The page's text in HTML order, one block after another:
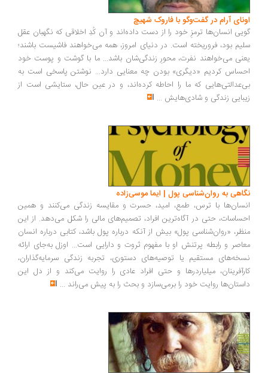
آرام در گفت‌وگو با فاروک شهیچ‭
انسان‌ها ترمزِ خود را از دست داده‌اند و آن کُدِ اخلاقی که نگهبان عقل
بود، فروریخته است. در دنیای امروز، همه می‌خواهند فاشیست باشند؛
می‌خواهند نفرت، محورِ زندگی‌شان باشد... ما با گوشت و پوست خود
کردیم «دیگری» بودن چه معنایی دارد... نوشتن پاسخی است به
که ما را احاطه کرده‌اند، و در عین حال، ستایشی است از
زندگی و شادی‌هایش...
به روان‌شناسی پول | ایما موسی‌زاده
با ترس، طمع، امید، حسرت و مقایسه زندگی می‌کنند و همین
حتی در آگاه‌ترین افراد، تصمیم‌های مالی را شکل می‌دهد. از این
«روان‌شناسی پول» بیش از آنکه درباره پول باشد، کتابی درباره انسان
و رابطه پرتنش او با مفهوم ثروت و دارایی است... اوزل به‌جای ارائه
مستقیم یا توصیه‌های دستوری، تجربه زندگی سرمایه‌گذاران،
میلیاردرها و حتی افراد عادی را روایت می‌کند و از دل این
روایت خود را برمی‌سازد و بحث را به پیش می‌راند ...